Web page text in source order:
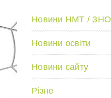
Новини НМТ / ЗНО
Новини освіти
Новини сайту
Різне